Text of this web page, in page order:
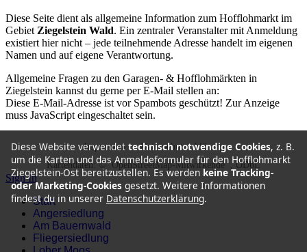
Diese Website verwendet technisch notwendige Cookies, z. B.
um die Karten und das Anmeldeformular für den Hofflohmarkt
Ziegelstein-Ost bereitzustellen. Es werden keine Tracking-
oder Marketing-Cookies gesetzt. Weitere Informationen
findest du in unserer Datenschutzerklärung.
Diese Seite dient als allgemeine Information zum Hofflohmarkt im
Gebiet Ziegelstein Wald. Ein zentraler Veranstalter mit Anmeldung
existiert hier nicht – jede teilnehmende Adresse handelt im eigenen
Namen und auf eigene Verantwortung.
Allgemeine Fragen zu den Garagen- & Hofflohmärkten in
Ziegelstein kannst du gerne per E-Mail stellen an:
Diese E-Mail-Adresse ist vor Spambots geschützt! Zur Anzeige
muss JavaScript eingeschaltet sein.
Impressum • Datenschutzerklärung
Kartendaten: © OpenStreetMap-Mitwirkende , ODbL
Sign In
Start
Angersiedlung
Am Bauernwald
Fliegersiedlung